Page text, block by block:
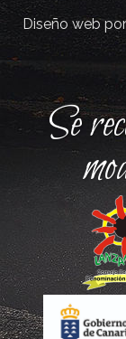
Diseño web
Se